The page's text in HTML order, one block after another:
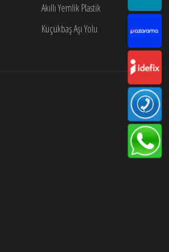
Akıllı Yemlik Plastik
Küçükbaş Aşı Yolu